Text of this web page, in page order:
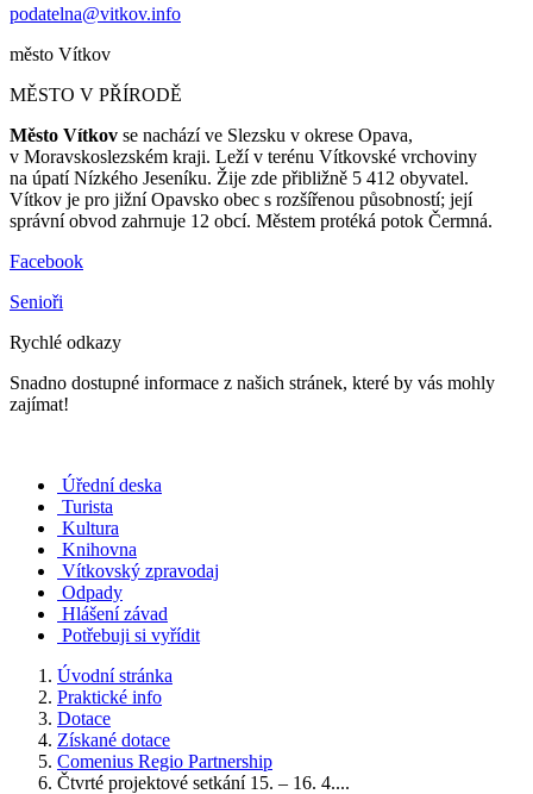
podatelna@vitkov.info
město Vítkov
MĚSTO V PŘÍRODĚ
Město Vítkov se nachází ve Slezsku v okrese Opava,
v Moravskoslezském kraji. Leží v terénu Vítkovské vrchoviny
na úpatí Nízkého Jeseníku. Žije zde přibližně 5 412 obyvatel.
Vítkov je pro jižní Opavsko obec s rozšířenou působností; její
správní obvod zahrnuje 12 obcí. Městem protéká potok Čermná.
Facebook
Senioři
Rychlé odkazy
Snadno dostupné informace z našich stránek, které by vás mohly
zajímat!
Úřední deska
Turista
Kultura
Knihovna
Vítkovský zpravodaj
Odpady
Hlášení závad
Potřebuji si vyřídit
Úvodní stránka
Praktické info
Dotace
Získané dotace
Comenius Regio Partnership
Čtvrté projektové setkání 15. – 16. 4....